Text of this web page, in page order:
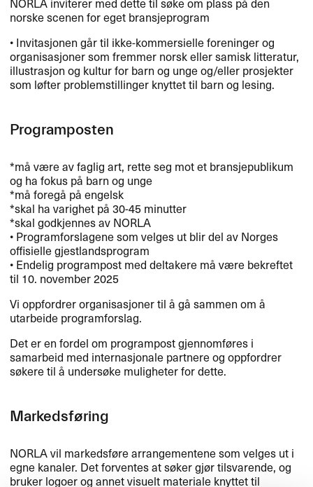
norske scenen for eget bransjeprogram
• Invitasjonen går til ikke-kommersielle foreninger og
organisasjoner som fremmer norsk eller samisk litteratur,
illustrasjon og kultur for barn og unge og/eller prosjekter
som løfter problemstillinger knyttet til barn og lesing.
Programposten
*må være av faglig art, rette seg mot et bransjepublikum
og ha fokus på barn og unge
*må foregå på engelsk
*skal ha varighet på 30-45 minutter
*skal godkjennes av NORLA
• Programforslagene som velges ut blir del av Norges
offisielle gjestlandsprogram
• Endelig programpost med deltakere må være bekreftet
til 10. november 2025
Vi oppfordrer organisasjoner til å gå sammen om å
utarbeide programforslag.
Det er en fordel om programpost gjennomføres i
samarbeid med internasjonale partnere og oppfordrer
søkere til å undersøke muligheter for dette.
Markedsføring
NORLAvil markedsføre arrangementene som velges ut i
egne kanaler. Det forventes at søker gjør tilsvarende, og
bruker logoer og annet visuelt materiale knyttet til